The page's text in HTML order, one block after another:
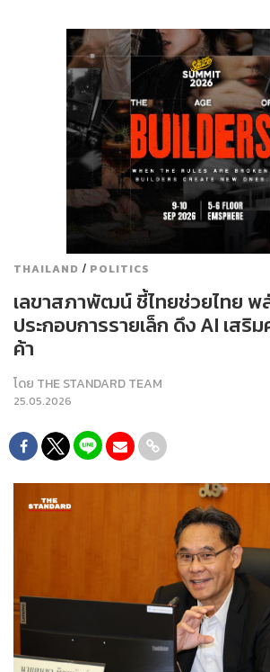
THAILAND / POLITICS
เลขาสภาพัฒน์ ชี้ไทยช่วยไทย
ประกอบการรายเล็ก ดึง AI เสริ
ค้า
โดย THE STANDARD TEAM
25.05.2026